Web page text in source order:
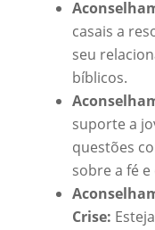
casais a
seu
bíblicos.
suporte a
questões
sobre a fé
Crise: